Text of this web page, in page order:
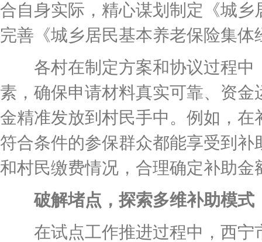
合自身实际，精心谋划制定《城
完善《城乡居民基本养老保险集体
各村在制定方案和协议过程中
素，确保申请材料真实可靠、资
金精准发放到村民手中。例如，
符合条件的参保群众都能享受到
和村民缴费情况，合理确定补助
破解堵点，探索多维补助模式
在试点工作推进过程中，西宁